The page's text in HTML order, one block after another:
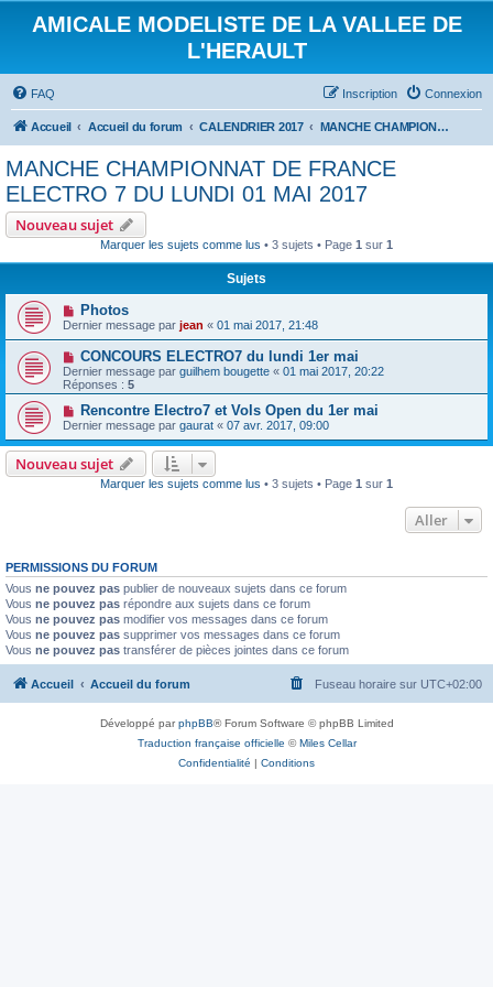
AMICALE MODELISTE DE LA VALLEE DE
L'HERAULT
FAQ Connexion
Inscription
Accueil Accueil du forum CALENDRIER 2017 MANCHE CHAMPIONNAT DE FRANCE ELECTRO 7 DU LUNDI 01 MAI 2017
MANCHE CHAMPIONNAT DE FRANCE
ELECTRO 7 DU LUNDI 01 MAI 2017
Nouveau sujet
Marquer les sujets comme lus • 3 sujets • Page 1 sur 1
Sujets
Photos
Dernier message par jean « 01 mai 2017, 21:48
CONCOURS ELECTRO7 du lundi 1er mai
Dernier message par guilhem bougette « 01 mai 2017, 20:22
Réponses : 5
Rencontre Electro7 et Vols Open du 1er mai
Dernier message par gaurat « 07 avr. 2017, 09:00
Nouveau sujet
Marquer les sujets comme lus • 3 sujets • Page 1 sur 1
Aller
PERMISSIONS DU FORUM
Vous ne pouvez pas publier de nouveaux sujets dans ce forum
Vous ne pouvez pas répondre aux sujets dans ce forum
Vous ne pouvez pas modifier vos messages dans ce forum
Vous ne pouvez pas supprimer vos messages dans ce forum
Vous ne pouvez pas transférer de pièces jointes dans ce forum
Accueil Accueil du forum Fuseau horaire sur UTC+02:00
Développé parphpBB® Forum Software © phpBB Limited
Traduction française officielle ©Miles Cellar
Confidentialité | Conditions